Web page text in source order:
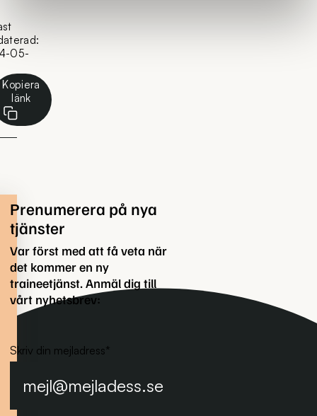
05-
Kopiera
länk
Prenumerera på nya
tjänster
Var först med att få veta när
det kommer en ny
traineetjänst. Anmäl dig till
vårt nyhetsbrev:
Skriv din mejladress*